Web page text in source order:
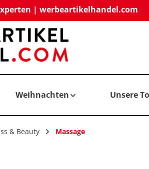
springen| werbeartikelhandel.com
Weihnachten Unsere
& Beauty Massage